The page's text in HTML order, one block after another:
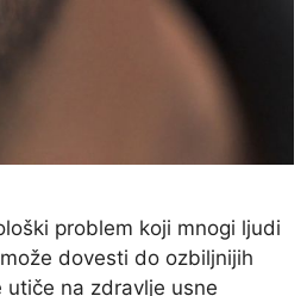
problem koji mnogi ljudi
dovesti do ozbiljnijih
na zdravlje usne